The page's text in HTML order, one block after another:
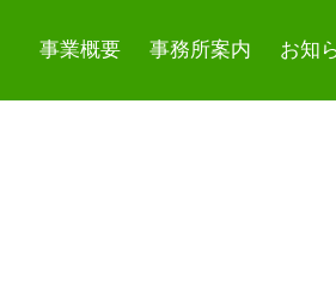
事業概要 事務所案内 お知